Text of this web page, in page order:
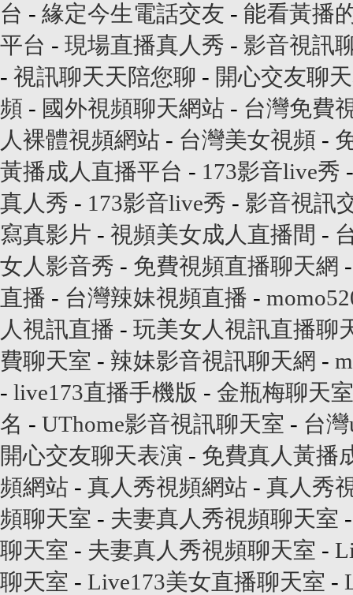
台 - 緣定今生電話交友 - 能看黃播
平台 - 現場直播真人秀 - 影音視訊
- 視訊聊天天陪您聊 - 開心交友聊
頻 - 國外視頻聊天網站 - 台灣免費
人裸體視頻網站 - 台灣美女視頻 -
黃播成人直播平台 - 173影音live秀
真人秀 - 173影音live秀 - 影音視訊
寫真影片 - 視頻美女成人直播間 -
女人影音秀 - 免費視頻直播聊天網
直播 - 台灣辣妹視頻直播 -
人視訊直播 - 玩美女人視訊直播聊
費聊天室 - 辣妹影音視訊聊天網 -
- live173直播手機版 - 金瓶梅聊天
名 - UThome影音視訊聊天室 - 台
開心交友聊天表演 - 免費真人黃播
頻網站 - 真人秀視頻網站 - 真人秀
頻聊天室 - 夫妻真人秀視頻聊天室
聊天室 - 夫妻真人秀視頻聊天室 -
聊天室 - Live173美女直播聊天室 -